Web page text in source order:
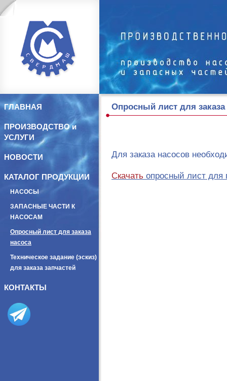
ГЛАВНАЯ
ПРОИЗВОДСТВО и
УСЛУГИ
НОВОСТИ
КАТАЛОГ ПРОДУКЦИИ
НАСОСЫ
ЗАПАСНЫЕ ЧАСТИ К
НАСОСАМ
Опросный лист для заказа
насоса
Техническое задание (эскиз)
для заказа запчастей
КОНТАКТЫ
Опросный лист для заказа
Для заказа насосов
Скачать опросный лист для